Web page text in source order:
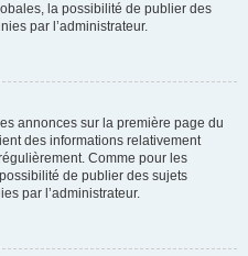
la possibilité de publier des
par l’administrateur.
annonces sur la première page du
des informations relativement
Comme pour les
de publier des sujets
par l’administrateur.